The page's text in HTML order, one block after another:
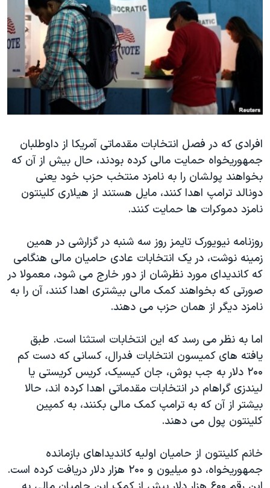
فرهنگ و زندگی
حقوق شهروندی
اقتصادی
علم و فناوری
اسرائیل در جنگ
آرشیو پخش زنده
انتخابات ریاست جمهوری آمریکا ۲۰۲۴
حمله جمهوری اسلامی به اسرائیل
رمز مهسا
ورزش زنان در ایران
مجموعه مستندهای دادخواهی
تریبونال مردمی آبان ۹۸
دادگاه حمید نوری
چهل سال گروگان‌گیری
اعتراضات مردمی آبان ۹۸
اسرائیل در جنگ
نرگس محمدی برنده جایزه نوبل صلح
همایش محافظه‌کاران آمریکا «سی‌پک»
صفحه‌های ویژه
سفر پرزیدنت ترامپ به چین
زبانهای مختلف
افرادی که در فصل انتخابات مقدماتی آمریکا از داوطلبان
جمهوریخواه حمایت مالی کرده بودند، حال بیش از آن که
بخواهند پولشان را به نامزد منتخب حزب خود یعنی
دونالد ترامپ اهدا کنند، مایل هستند از هیلاری کلینتون
نامزد دموکرات ها حمایت کنند.
روزنامه نیویورک تایمز روز سه شنبه در گزارشی در همین
زمینه نوشت، در یک انتخابات عادی حامیان مالی هنگامی
که کاندیدای مورد نظرشان از دور خارج می شود، معمولا در
صورتی که بخواهند کمک مالی بیشتری اهدا کنند، آن را به
نامزد دیگر از همان حزب می دهند.
اما به نظر می رسد که این انتخابات استثنا است. طبق
یافته های کمیسون انتخابات فدرال، کسانی که دست کم
۲۰۰ دلار به جب بوش، جان کیسیک، کریس کریستی یا
لیندزی گراهام در انتخابات مقدماتی اهدا کرده اند، حالا
بیشتر از آن که به ترامپ کمک مالی بکنند، به کمپین
کلینتون پول می دهند.
خانم کلینتون از حامیان اولیه کاندیداهای بازمانده
جمهوریخواه، دو میلیون و ۲۰۰ هزار دلار دریافت کرده است.